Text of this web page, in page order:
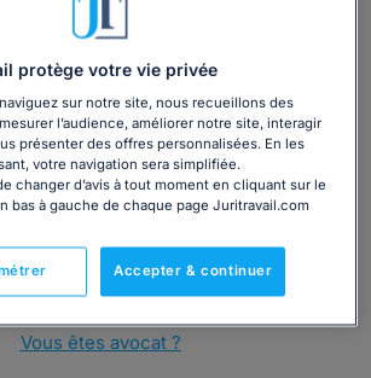
une consultation par
téléphone ?
immédiatement
vendredi)
Vous êtes avocat ?
protège votre vie privée
sur notre site, nous recueillons des
l’audience, améliorer notre site, interagir
présenter des offres personnalisées. En les
votre navigation sera simplifiée.
changer d’avis à tout moment en cliquant sur le
bas à gauche de chaque page Juritravail.com
Accepter & continuer